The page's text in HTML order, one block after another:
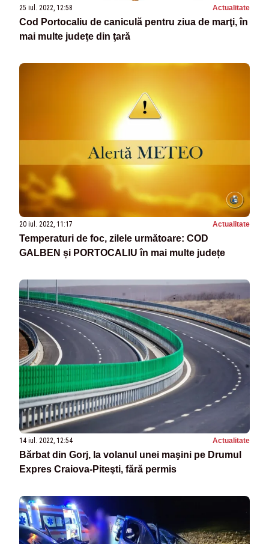
25 iul. 2022, 12:58 Actualitate
Cod Portocaliu de caniculă pentru ziua de marţi, în
mai multe judeţe din ţară
20 iul. 2022, 11:17 Actualitate
Temperaturi de foc, zilele următoare: COD
GALBEN și PORTOCALIU în mai multe județe
14 iul. 2022, 12:54 Actualitate
Bărbat din Gorj, la volanul unei maşini pe Drumul
Expres Craiova-Piteşti, fără permis